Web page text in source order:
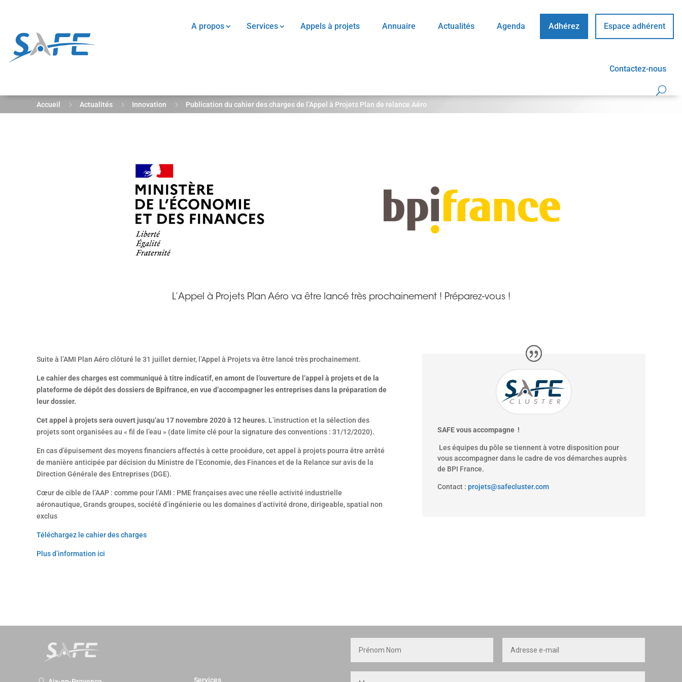
A propos Services Appels à projets Annuaire Actualités Agenda Adhérez Espace adhérent
Contactez-nous
Accueil 5 Actualités 5 Innovation 5 Publication du cahier des charges de l’Appel à Projets Plan de relance Aéro
L’Appel à Projets Plan Aéro va être lancé très prochainement ! Préparez-vous !
Suite à l’AMI Plan Aéro clôturé le 31 juillet dernier, l’Appel à Projets va être lancé très prochainement.
Le cahier des charges est communiqué à titre indicatif, en amont de l’ouverture de l’appel à projets et de la
plateforme de dépôt des dossiers de Bpifrance, en vue d’accompagner les entreprises dans la préparation de
leur dossier.
Cet appel à projets sera ouvert jusqu’au 17 novembre 2020 à 12 heures. L’instruction et la sélection des
projets sont organisées au « fil de l’eau » (date limite clé pour la signature des conventions : 31/12/2020).
En cas d’épuisement des moyens financiers affectés à cette procédure, cet appel à projets pourra être arrêté
de manière anticipée par décision du Ministre de l’Economie, des Finances et de la Relance sur avis de la
Direction Générale des Entreprises (DGE).
Cœur de cible de l’AAP : comme pour l’AMI : PME françaises avec une réelle activité industrielle
aéronautique, Grands groupes, société d’ingénierie ou les domaines d’activité drone, dirigeable, spatial non
exclus
Téléchargez le cahier des charges
Plus d’information ici
SAFE vous accompagne !
Les équipes du pôle se tiennent à votre disposition pour
vous accompagner dans le cadre de vos démarches auprès
de BPI France.
Contact : projets@safecluster.com
Services